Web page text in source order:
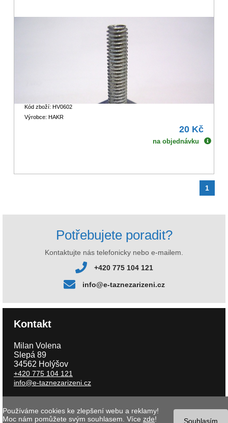
Kód zboží: HV0602
Výrobce: HAKR
20 Kč
na objednávku
1
Potřebujete poradit?
Kontaktujte nás telefonicky nebo e-mailem.
+420 775 104 121
info@e-taznezarizeni.cz
Kontakt
Milan Volena
Slepá 89
34562 Holýšov
+420 775 104 121
info@e-taznezarizeni.cz
Copyright © 2026 e-taznezarizeni.cz | Aktualizace 09.08.2026 |
internetového obchodu- MK software |Nastavení cookies Souhlasím
Používáme cookies ke zlepšení webu a reklamy!
Moc nám pomůžete svým souhlasem. Více zde!